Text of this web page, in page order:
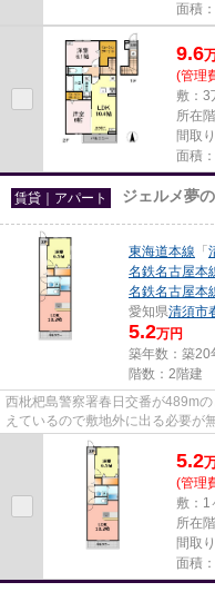
面積
9.6
(管理
敷：3
所在
間取
面積
賃貸｜アパート ジェルメ夢
東海道本線 「
名鉄名古屋本
名鉄名古屋本
愛知県清須市
5.2万円
築年数：築20
階数：2階建
西枇杷島警察署春日交番が489m
えているので敷地外に出る必要が
の物件はアパートです。「ジェ...
5.2
(管理
敷：1
所在
間取
面積